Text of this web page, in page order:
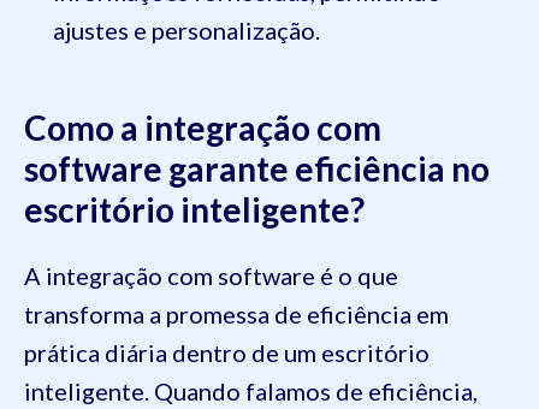
ajustes e personalização.
Como a integração com
software garante eficiência no
escritório inteligente?
A integração com software é o que
transforma a promessa de eficiência em
prática diária dentro de um escritório
inteligente. Quando falamos de eficiência,